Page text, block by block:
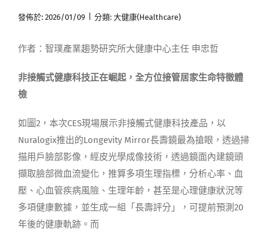
發佈於: 2026/01/09 分類: 大健康(Healthcare)
作者：智璞產業趨勢研究所大健康中心主任 申忠哲
非接觸式健康科技正在崛起，全方位接管居家生命特徵體
檢
如圖2，本次CES現場展示非接觸式健康科技產品，以
Nuralogix推出的Longevity Mirror長壽鏡最為搶眼，透過掃
描用戶臉部影像，經皮光學成像技術，透過鏡面內建鏡頭
擷取臉部微血流變化，推算多項生理指標，分析心率、血
壓、心血管疾病風險、生理年齡，甚至是心理健康狀況等
多項健康數據，並生成一組「長壽評分」，可提前預測20
年後的健康軌跡。而